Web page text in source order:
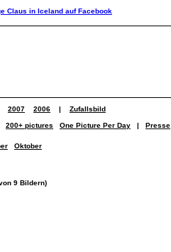
2007 2006 | Zufallsbild
200+ pictures One Picture Per Day | Presse
Oktober
9 Bildern)